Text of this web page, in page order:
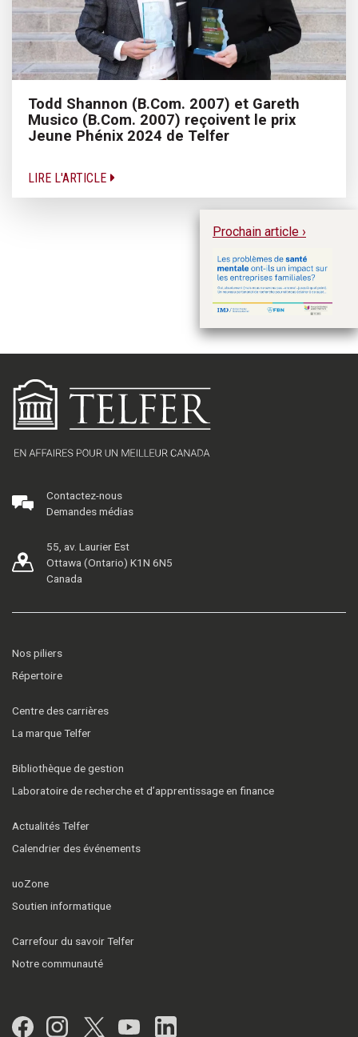
Todd Shannon (B.Com. 2007) et Gareth
Musico (B.Com. 2007) reçoivent le prix
Jeune Phénix 2024 de Telfer
LIRE L'ARTICLE
Prochain article ›
Contactez-nous
Demandes médias
55, av. Laurier Est
Ottawa (Ontario) K1N 6N5
Canada
Nos piliers
Répertoire
Centre des carrières
La marque Telfer
Bibliothèque de gestion
Laboratoire de recherche et d’apprentissage en finance
Actualités Telfer
Calendrier des événements
uoZone
Soutien informatique
Carrefour du savoir Telfer
Notre communauté
Facebook
Instagram
Twitter
YouTubeLinkedIn